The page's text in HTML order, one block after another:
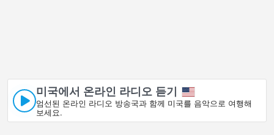
미국에서 온라인 라디오 듣기
엄선된 온라인 라디오 방송국과 함께 미국를 음악으로 여행해
보세요.